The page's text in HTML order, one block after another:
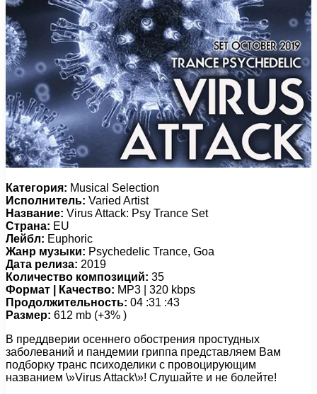
Категория: Musical Selection
Исполнитель: Varied Artist
Название: Virus Attack: Psy Trance Set
Страна: EU
Лейбл: Euphoric
Жанр музыки: Psychedelic Trance, Goa
Дата релиза: 2019
Количество композиций: 35
Формат | Качество: MP3 | 320 kbps
Продолжительность: 04 :31 :43
Размер: 612 mb (+3% )
В преддверии осеннего обострения простудных
заболеваний и пандемии гриппа представляем Вам
подборку транс психоделики с провоцирующим
названием \»Virus Attack\»! Слушайте и не болейте!